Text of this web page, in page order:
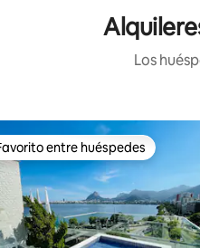
Los
entre huéspedes preferido
entre huéspedes